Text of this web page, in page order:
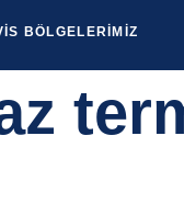
BÖLGELERIMIZ